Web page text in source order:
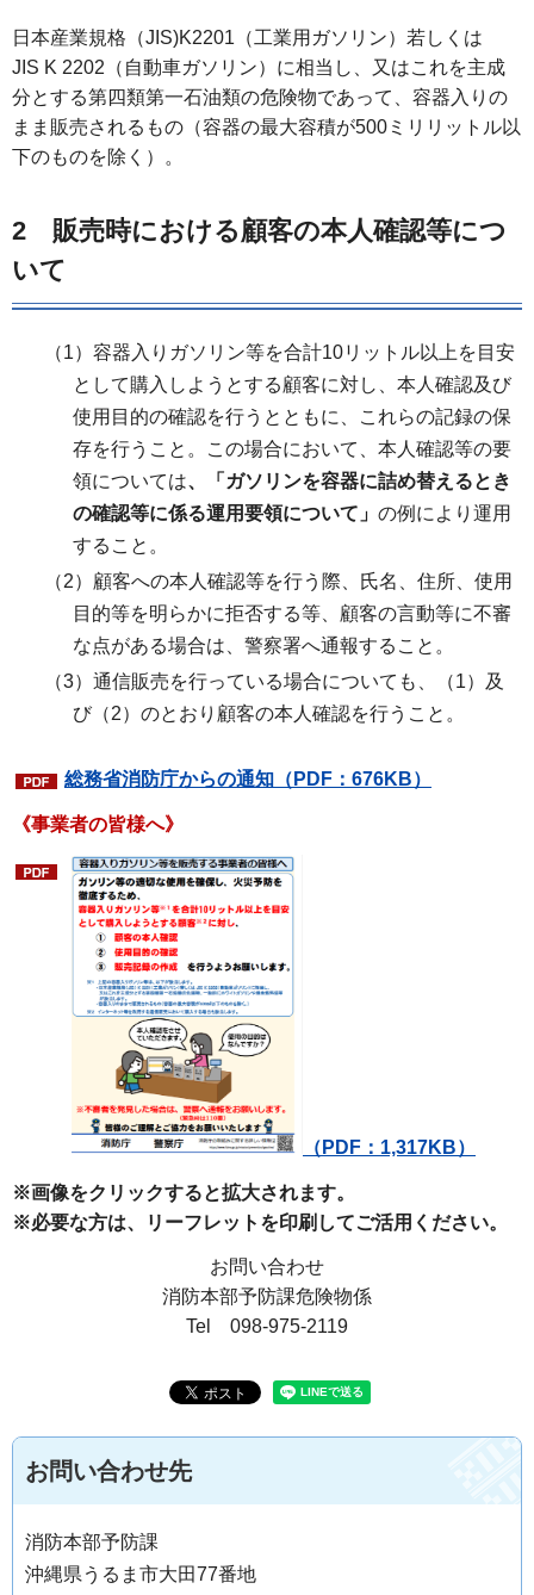
日本産業規格（JIS)K2201（工業用ガソリン）若しくは
JIS K 2202（自動車ガソリン）に相当し、又はこれを主成
分とする第四類第一石油類の危険物であって、容器入りの
まま販売されるもの（容器の最大容積が500ミリリットル以
下のものを除く）。
2 販売時における顧客の本人確認等につ
いて
（1）容器入りガソリン等を合計10リットル以上を目安
として購入しようとする顧客に対し、本人確認及び
使用目的の確認を行うとともに、これらの記録の保
存を行うこと。この場合において、本人確認等の要
領については、「ガソリンを容器に詰め替えるとき
の確認等に係る運用要領について」の例により運用
すること。
（2）顧客への本人確認等を行う際、氏名、住所、使用
目的等を明らかに拒否する等、顧客の言動等に不審
な点がある場合は、警察署へ通報すること。
（3）通信販売を行っている場合についても、（1）及
び（2）のとおり顧客の本人確認を行うこと。
総務省消防庁からの通知（PDF：676KB）
《事業者の皆様へ》
（PDF：1,317KB）
※画像をクリックすると拡大されます。
※必要な方は、リーフレットを印刷してご活用ください。
お問い合わせ
消防本部予防課危険物係
Tel 098-975-2119
お問い合わせ先
消防本部予防課
沖縄県うるま市大田77番地